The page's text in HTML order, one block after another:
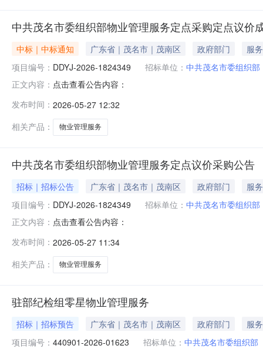
中共茂名市委组织部物业管理服务定点采购定点议价
中标｜中标通知 广东省｜茂名市｜茂南区 政府部门
服务
项目编号： DDYJ-2026-1824349 招标单位： 中共茂名市委组织部
正文内容： 点击查看公告内容：
发布时间： 2026-05-27 12:32
相关产品：
物业管理服务
中共茂名市委组织部物业管理服务定点议价采购公告
招标｜招标公告 广东省｜茂名市｜茂南区 政府部门
服务
项目编号： DDYJ-2026-1824349 招标单位： 中共茂名市委组织部
正文内容： 点击查看公告内容：
发布时间： 2026-05-27 11:34
相关产品：
物业管理服务
驻部纪检组零星物业管理服务
招标｜招标预告 广东省｜茂名市｜茂南区 政府部门
服务
项目编号： 440901-2026-01623 招标单位： 中共茂名市委组织部